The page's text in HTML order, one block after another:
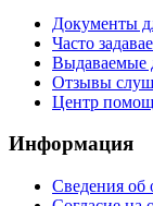
Документы
Часто
Выдаваемые
Отзывы
Центр
Информация
Сведения об